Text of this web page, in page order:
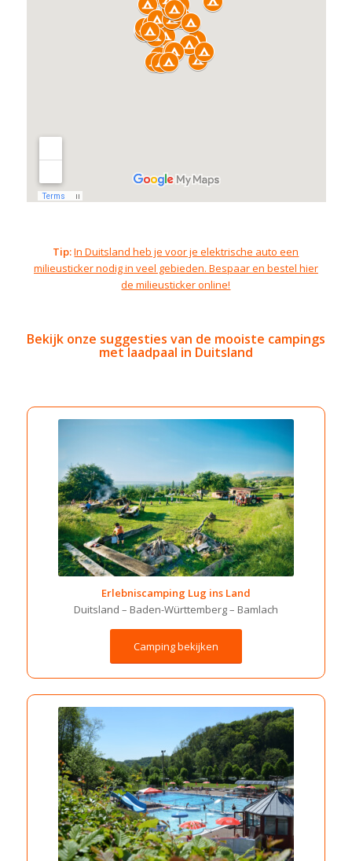
Tip:In Duitsland heb je voor je elektrische auto een
milieusticker nodig in veel gebieden. Bespaar en bestel hier
de milieusticker online!
Bekijk onze suggesties van de mooiste campings
met laadpaal in Duitsland
Erlebniscamping Lug ins Land
Duitsland – Baden-Württemberg – Bamlach
Camping bekijken